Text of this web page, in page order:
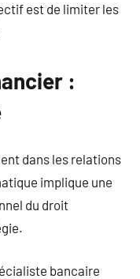
est de limiter les
:
dans les relations
implique une
du droit
bancaire